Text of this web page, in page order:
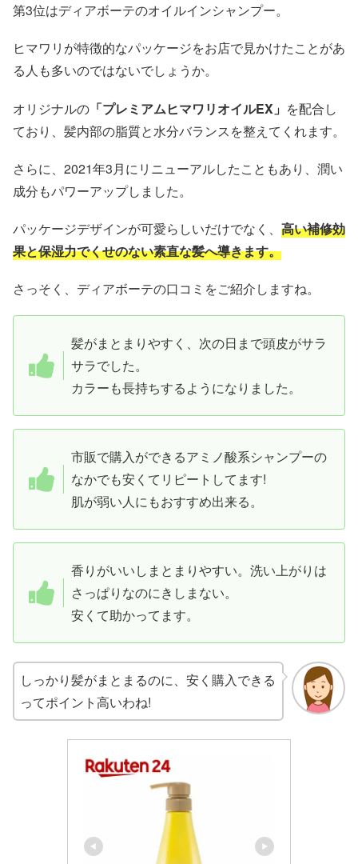
第3位はディアボーテのオイルインシャンプー。
ヒマワリが特徴的なパッケージをお店で見かけたことがあ
る人も多いのではないでしょうか。
オリジナルの 「プレミアムヒマワリオイルEX」 を配合し
ており、髪内部の脂質と水分バランスを整えてくれます。
さらに、2021年3月にリニューアルしたこともあり、潤い
成分もパワーアップしました。
パッケージデザインが可愛らしいだけでなく、 高い補修効
果と保湿力でくせのない素直な髪へ導きます。
さっそく、ディアボーテの口コミをご紹介しますね。
髪がまとまりやすく、次の日まで頭皮がサラ
サラでした。
カラーも長持ちするようになりました。
市販で購入ができるアミノ酸系シャンプーの
なかでも安くてリピートしてます!
肌が弱い人にもおすすめ出来る。
香りがいいしまとまりやすい。洗い上がりは
さっぱりなのにきしまない。
安くて助かってます。
しっかり髪がまとまるのに、安く購入できる
ってポイント高いわね!